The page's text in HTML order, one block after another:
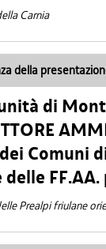
Carnia
della
di
dei Comuni
Prealpi friulane